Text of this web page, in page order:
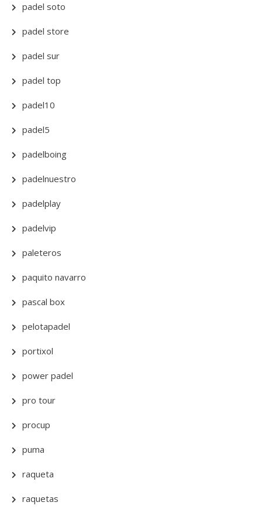
padel soto
padel store
padel sur
padel top
padel10
padel5
padelboing
padelnuestro
padelplay
padelvip
paleteros
paquito navarro
pascal box
pelotapadel
portixol
power padel
pro tour
procup
puma
raqueta
raquetas